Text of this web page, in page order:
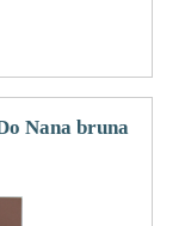
Nana bruna